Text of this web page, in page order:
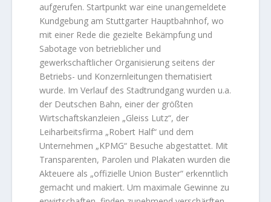
aufgerufen. Startpunkt war eine unangemeldete
Kundgebung am Stuttgarter Hauptbahnhof, wo
mit einer Rede die gezielte Bekämpfung und
Sabotage von betrieblicher und
gewerkschaftlicher Organisierung seitens der
Betriebs- und Konzernleitungen thematisiert
wurde. Im Verlauf des Stadtrundgang wurden u.a.
der Deutschen Bahn, einer der größten
Wirtschaftskanzleien „Gleiss Lutz“, der
Leiharbeitsfirma „Robert Half“ und dem
Unternehmen „KPMG“ Besuche abgestattet. Mit
Transparenten, Parolen und Plakaten wurden die
Akteuere als „offizielle Union Buster“ erkenntlich
gemacht und makiert. Um maximale Gewinne zu